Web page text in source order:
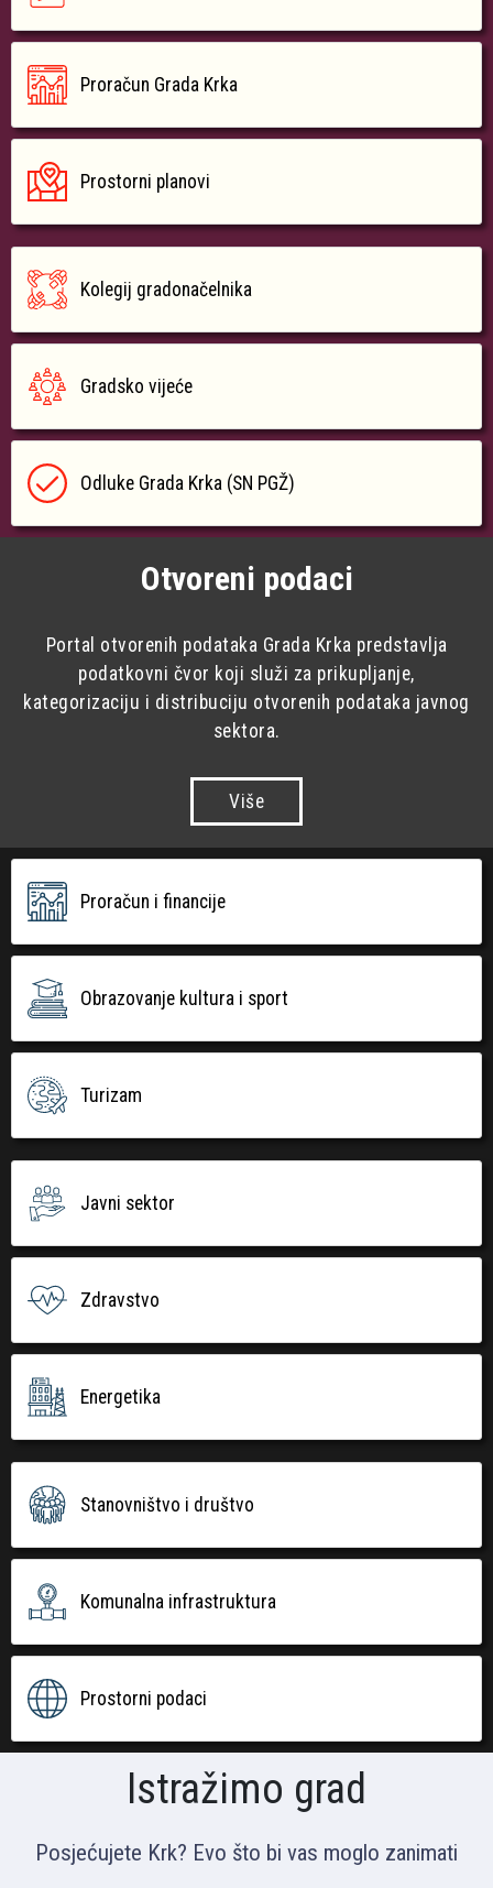
Proračun Grada Krka
Prostorni planovi
Kolegij gradonačelnika
Gradsko vijeće
Odluke Grada Krka (SN PGŽ)
Otvoreni podaci
Portal otvorenih podataka Grada Krka predstavlja
podatkovni čvor koji služi za prikupljanje,
kategorizaciju i distribuciju otvorenih podataka javnog
sektora.
Više
Proračun i financije
Obrazovanje kultura i sport
Turizam
Javni sektor
Zdravstvo
Energetika
Stanovništvo i društvo
Komunalna infrastruktura
Prostorni podaci
Istražimo grad
Posjećujete Krk? Evo što bi vas moglo zanimati